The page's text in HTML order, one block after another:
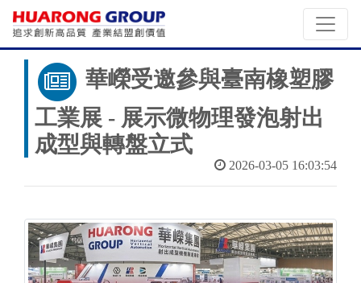
華嶸受邀參與臺南橡塑膠
工業展 - 展示微物理發泡射出
成型與轉盤立式
2026-03-05 16:03:54